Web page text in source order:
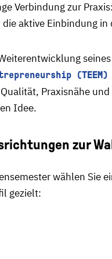
Verbindung zur
aktive Einbindung
(TEEM)
Praxisnähe
Idee.
zur
wählen Sie
gezielt: